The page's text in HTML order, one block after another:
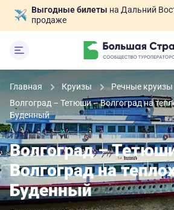
Выгодные билеты на Дальний
продаже
Главная Круизы
Речные круизы
Волгоград – Тетюши – Волгоград на
Буденный
Волгоград –
Волгоград на
Буденный